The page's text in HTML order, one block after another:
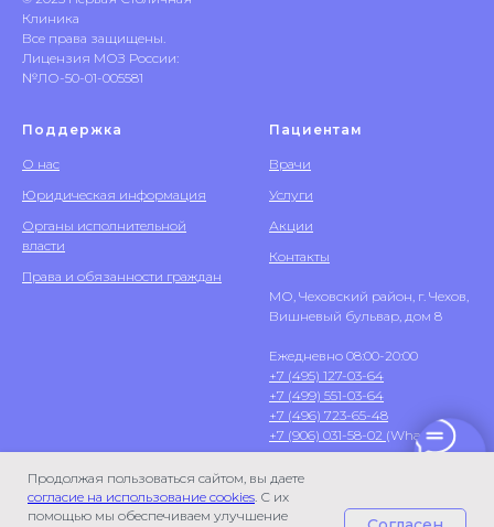
Продолжая пользоваться сайтом, вы даете
согласие на использование cookies. С их
помощью мы обеспечиваем улучшение
Клиника
Все права защищены.
Лицензия МОЗ России:
№ЛО-50-01-005581
Поддержка
О нас
Юридическая информация
Органы исполнительной
власти
Права и обязанности граждан
Пациентам
Врачи
Услуги
Акции
Контакты
МО, Чеховский район, г. Чехов,
Вишневый бульвар, дом 8
Ежедневно 08:00-20:00
+7 (495) 127-03-64
+7 (499) 551-03-64
+7 (496) 723-65-48
+7 (906) 031-58-02 (WhatsApp)